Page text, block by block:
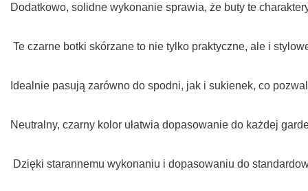
Dodatkowo, solidne wykonanie sprawia, że buty te
Te czarne botki skórzane to nie tylko praktyczne, ale i
Idealnie pasują zarówno do spodni, jak i sukienek, co
Neutralny, czarny kolor ułatwia dopasowanie do każdej
Dzięki starannemu wykonaniu i dopasowaniu do